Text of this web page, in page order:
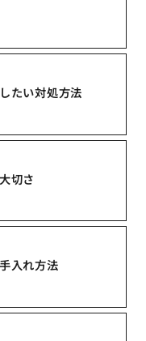
たい対処方法
切さ
入れ方法